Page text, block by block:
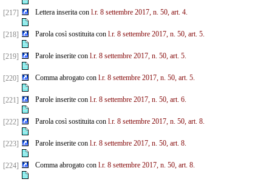
[217] Lettera inserita con l.r. 8 settembre 2017, n. 50, art. 4.
[218] Parola così sostituita con l.r. 8 settembre 2017, n. 50, art. 5.
[219] Parole inserite con l.r. 8 settembre 2017, n. 50, art. 5.
[220] Comma abrogato con l.r. 8 settembre 2017, n. 50, art. 5.
[221] Parole inserite con l.r. 8 settembre 2017, n. 50, art. 6.
[222] Parola così sostituita con l.r. 8 settembre 2017, n. 50, art. 8.
[223] Parole inserite con l.r. 8 settembre 2017, n. 50, art. 8.
[224] Comma abrogato con l.r. 8 settembre 2017, n. 50, art. 8.